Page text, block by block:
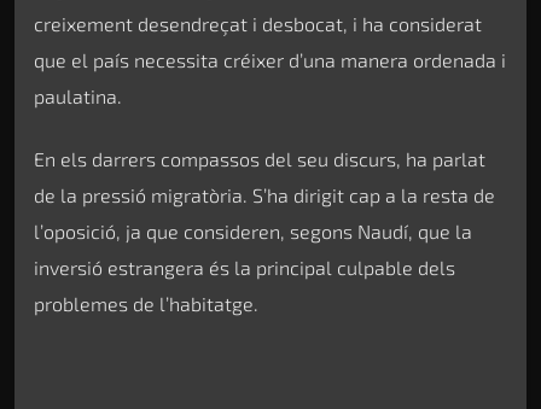
creixement desendreçat i desbocat, i ha considerat
que el país necessita créixer d’una manera ordenada i
paulatina.
En els darrers compassos del seu discurs, ha parlat
de la pressió migratòria. S’ha dirigit cap a la resta de
l’oposició, ja que consideren, segons Naudí, que la
inversió estrangera és la principal culpable dels
problemes de l’habitatge.